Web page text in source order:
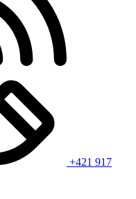
+421 917